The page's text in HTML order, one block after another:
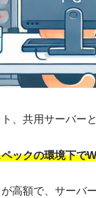
、共用サーバー
ックの環境下で
高額で、サーバ